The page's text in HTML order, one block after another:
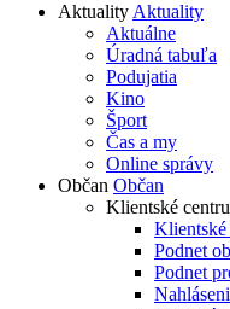
Aktuality Aktuality
Aktuálne
Úradná tabuľa
Podujatia
Kino
Šport
Čas a my
Online správy
Občan Občan
Klientské
Klientské
Podnet
Podnet